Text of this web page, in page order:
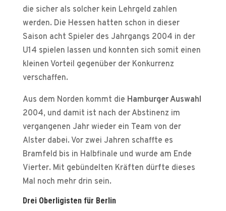
die sicher als solcher kein Lehrgeld zahlen
werden. Die Hessen hatten schon in dieser
Saison acht Spieler des Jahrgangs 2004 in der
U14 spielen lassen und konnten sich somit einen
kleinen Vorteil gegenüber der Konkurrenz
verschaffen.
Aus dem Norden kommt die Hamburger Auswahl
2004, und damit ist nach der Abstinenz im
vergangenen Jahr wieder ein Team von der
Alster dabei. Vor zwei Jahren schaffte es
Bramfeld bis in Halbfinale und wurde am Ende
Vierter. Mit gebündelten Kräften dürfte dieses
Mal noch mehr drin sein.
Drei Oberligisten für Berlin